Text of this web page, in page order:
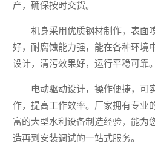
产，确保按时交货。
机身采用优质钢材制作，表面
好，耐腐蚀能力强，能在各种环境
设计，清污效果好，运行平稳可靠。
电动驱动设计，操作便捷，可
作，提高工作效率。厂家拥有专业
富的大型水利设备制造经验，能为
造再到安装调试的一站式服务。